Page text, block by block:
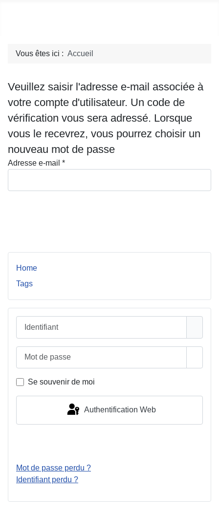
Vous êtes ici : Accueil
Veuillez saisir l'adresse e-mail associée à
votre compte d'utilisateur. Un code de
vérification vous sera adressé. Lorsque
vous le recevrez, vous pourrez choisir un
nouveau mot de passe
Adresse e-mail *
Home
Tags
Se souvenir de moi
Authentification Web
Mot de passe perdu ?
Identifiant perdu ?